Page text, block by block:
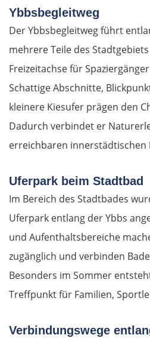
Ybbsbegleitweg
Der Ybbsbegleitweg führt
mehrere Teile des
Freizeitachse für
Schattige Abschnitte,
kleinere Kiesufer prägen den
Dadurch verbindet er
erreichbaren innerstädtischen
Uferpark beim Stadtbad
Im Bereich des Stadtbades
Uferpark entlang der Ybbs
und Aufenthaltsbereiche
zugänglich und verbinden
Besonders im Sommer
Treffpunkt für Familien,
Verbindungswege